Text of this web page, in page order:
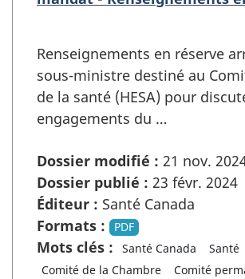
Renseignements en réserve
sous-ministre destiné au
de la santé (HESA) pour
engagements du …
Dossier modifié : 21 nov.
Dossier publié : 23 févr. 2024
Éditeur : Santé Canada
Formats :
PDF
Mots clés : Santé Canada
Santé
Comité de la Chambre
Comité